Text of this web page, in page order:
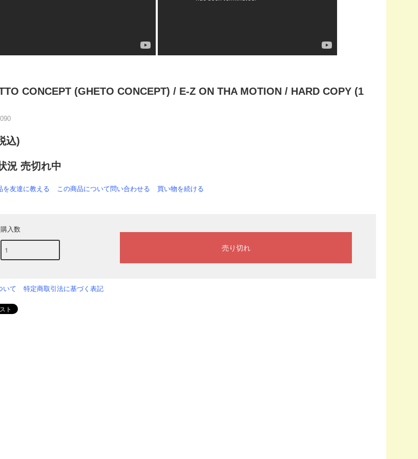
CONCEPT (GHETO CONCEPT) / E-Z ON THA MOTION / HARD COPY (1
込)
況 売切れ中
を友達に教える この商品について問い合わせる 買い物を続ける
購入数
いて 特定商取引法に基づく表記